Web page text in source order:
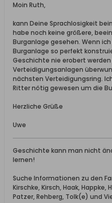
Moin Ruth,
kann Deine Sprachlosigkeit
habe noch keine größere,
Burganlage gesehen. Wenn
Burganlage so perfekt
Geschichte nie erobert
Verteidigungsanlagen
nächsten Verteidigungsring.
Ritter nötig gewesen um die
Herzliche Grüße
Uwe
Geschichte kann man nicht
lernen!
Suche Informationen zu den
Kirschke, Kirsch, Haak,
Patzer, Rehberg, Tolk(e) und